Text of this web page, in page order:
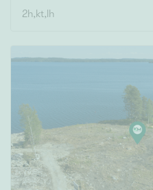
2h,kt,lh